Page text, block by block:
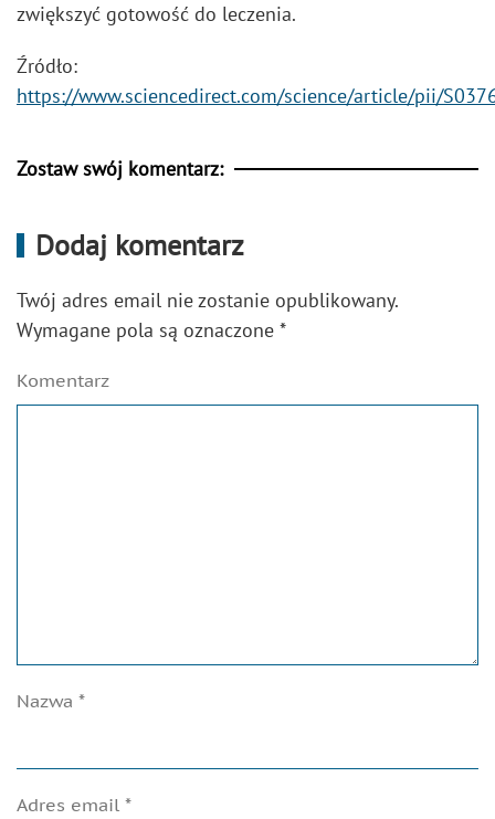
zwiększyć gotowość do leczenia.
Źródło:
https://www.sciencedirect.com/science/article/pii/
Zostaw swój komentarz:
Dodaj komentarz
Twój adres email nie zostanie opublikowany.
Wymagane pola są oznaczone *
Komentarz
Nazwa *
Adres email *